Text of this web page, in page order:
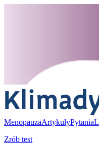
MenopauzaArtykułyPytania
Zrób test